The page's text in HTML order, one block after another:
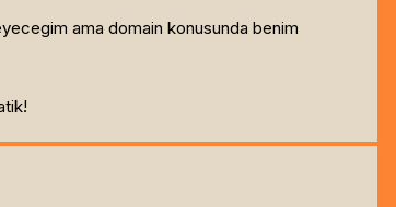
ama domain konusunda benim